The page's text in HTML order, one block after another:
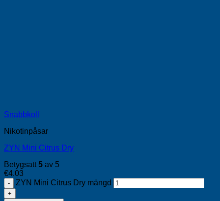
Snabbkoll
Nikotinpåsar
ZYN Mini Citrus Dry
Betygsatt5 av 5
€4.03
ZYN Mini Citrus Dry mängd